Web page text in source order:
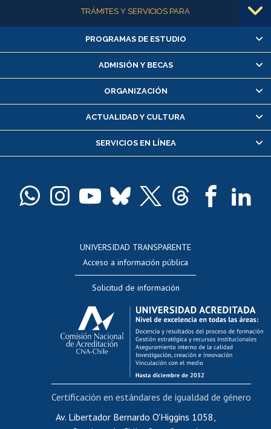
TRÁMITES Y SERVICIOS PARA
Alumnas/os y exalumnas/os
Matrícula en línea
Inscripción y cambio de asignaturas
Consulta y certificado de notas
Servicio médico y dental
Pago de arancel y crédito alumnos
Docentes
Evaluación docente
Calificación académica
Postulación al AUCAI
Funcionarias/os
Cursos internos de capacitación
Bienestar del personal
Portal de movilidad interna
Certificado de renta
PROGRAMAS DE ESTUDIO
ADMISIÓN Y BECAS
ORGANIZACIÓN
ACTUALIDAD Y CULTURA
SERVICIOS EN LÍNEA
UNIVERSIDAD TRANSPARENTE
Acceso a información pública
Solicitud de información
Av. Libertador Bernardo O'Higgins 1058,
Certificación en estándares de igualdad de género